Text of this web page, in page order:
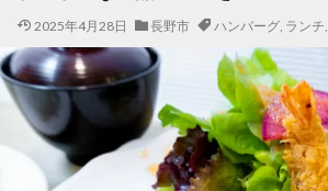
2025年4月28日 長野市 ハンバーグ, ランチ,